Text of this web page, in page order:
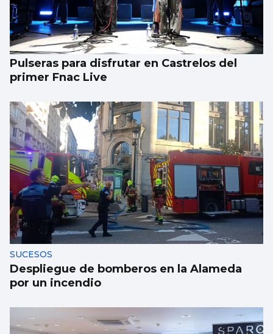
Trump tacha de hipócrita a Irán por negar
negociaciones
Pulseras para disfrutar en Castrelos del
primer Fnac Live
SUCESOS
Despliegue de bomberos en la Alameda
por un incendio